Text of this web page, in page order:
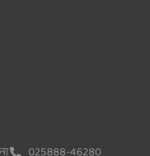
025888-46280